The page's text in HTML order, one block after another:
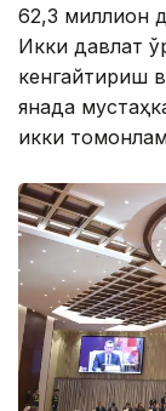
62,3 миллион
Икки давлат
кенгайтириш
янада
икки